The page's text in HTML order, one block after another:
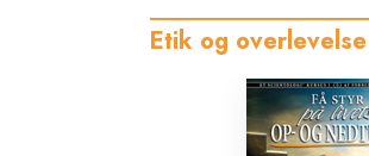
Etik og overlevelse